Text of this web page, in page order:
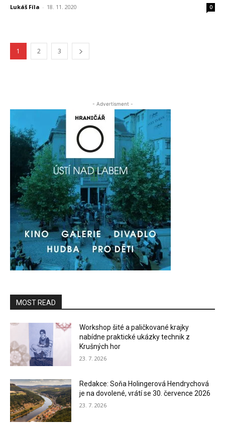
Lukáš Fíla - 18. 11. 2020 0
1 2 3
- Advertisment -
MOST READ
Workshop šité a paličkované krajky
nabídne praktické ukázky technik z
Krušných hor
23. 7. 2026
Redakce: Soňa Holingerová Hendrychová
je na dovolené, vrátí se 30. července 2026
23. 7. 2026